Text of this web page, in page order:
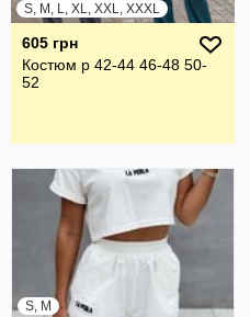
S, M, L, XL, XXL, XXXL
605 грн
Костюм р 42-44 46-48 50-
52
S, M